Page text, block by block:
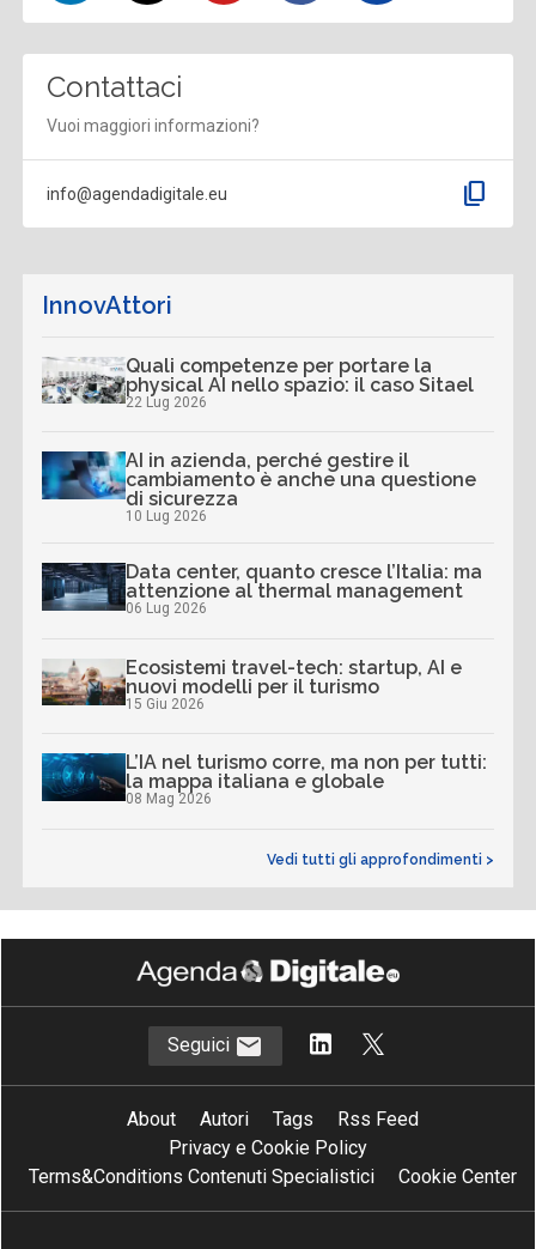
Contattaci
Vuoi maggiori informazioni?
info@agendadigitale.eu content_copy
InnovAttori
Quali competenze per portare la
physical AI nello spazio: il caso Sitael
22 Lug 2026
AI in azienda, perché gestire il
cambiamento è anche una questione
di sicurezza
10 Lug 2026
Data center, quanto cresce l’Italia: ma
attenzione al thermal management
06 Lug 2026
Ecosistemi travel-tech: startup, AI e
nuovi modelli per il turismo
15 Giu 2026
L’IA nel turismo corre, ma non per tutti:
la mappa italiana e globale
08 Mag 2026
Vedi tutti gli approfondimenti >
Seguici
About Autori Tags
Rss Feed
Privacy e Cookie Policy
Terms&Conditions Contenuti Specialistici
Cookie Center